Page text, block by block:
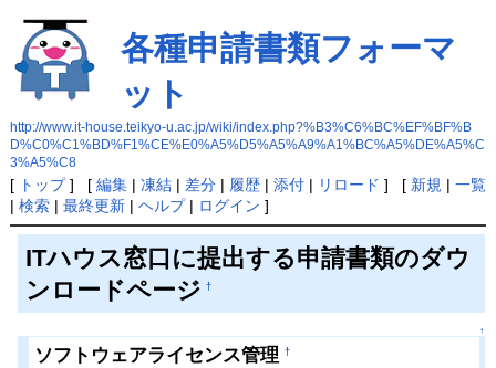
各種申請書類フォーマ
ット
http://www.it-house.teikyo-u.ac.jp/wiki/index.php?%B3%C6%BC%EF%BF%B
D%C0%C1%BD%F1%CE%E0%A5%D5%A5%A9%A1%BC%A5%DE%A5%C
3%A5%C8
[ トップ] [ 編集| 凍結| 差分| 履歴| 添付| リロード ] [ 新規 | 一覧
| 検索| 最終更新| ヘルプ| ログイン ]
ITハウス窓口に提出する申請書類のダウ
ンロードページ †
↑
ソフトウェアライセンス管理 †